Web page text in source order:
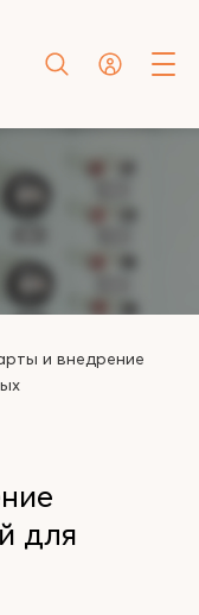
и внедрение
для